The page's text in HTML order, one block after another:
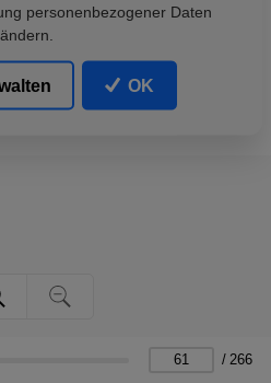
/ 266
personenbezogener Daten
ändern.
OK